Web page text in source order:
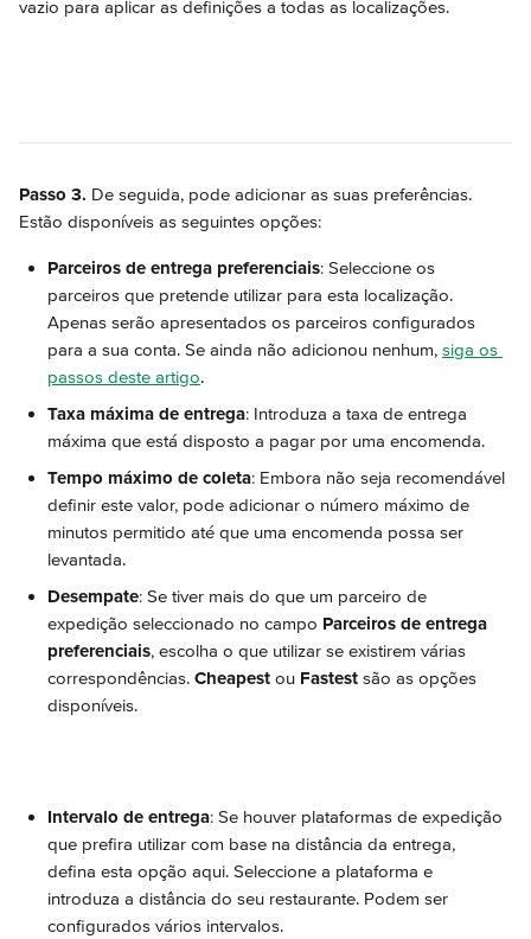
vazio para aplicar as definições a todas as localizações.
Passo 3. De seguida, pode adicionar as suas preferências.
Estão disponíveis as seguintes opções:
Parceiros de entrega preferenciais: Seleccione os
parceiros que pretende utilizar para esta localização.
Apenas serão apresentados os parceiros configurados
para a sua conta. Se ainda não adicionou nenhum, siga os
passos deste artigo.
Taxa máxima de entrega: Introduza a taxa de entrega
máxima que está disposto a pagar por uma encomenda.
Tempo máximo de coleta: Embora não seja recomendável
definir este valor, pode adicionar o número máximo de
minutos permitido até que uma encomenda possa ser
levantada.
Desempate: Se tiver mais do que um parceiro de
expedição seleccionado no campo Parceiros de entrega
preferenciais, escolha o que utilizar se existirem várias
correspondências. Cheapest ou Fastest são as opções
disponíveis.
Intervalo de entrega: Se houver plataformas de expedição
que prefira utilizar com base na distância da entrega,
defina esta opção aqui. Seleccione a plataforma e
introduza a distância do seu restaurante. Podem ser
configurados vários intervalos.